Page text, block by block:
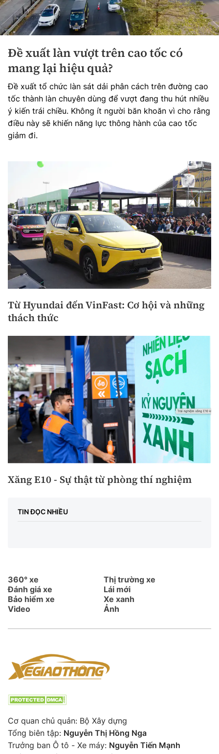
Đề xuất làn vượt trên cao tốc có
mang lại hiệu quả?
Đề xuất tổ chức làn sát dải phân cách trên đường cao
tốc thành làn chuyên dùng để vượt đang thu hút nhiều
ý kiến trái chiều. Không ít người băn khoăn vì cho rằng
điều này sẽ khiến năng lực thông hành của cao tốc
giảm đi.
Từ Hyundai đến VinFast: Cơ hội và những
thách thức
Xăng E10 - Sự thật từ phòng thí nghiệm
TIN ĐỌC NHIỀU
360° xe
Thị trường xe
Đánh giá xe
Lái mới
Bảo hiểm xe
Xe xanh
Video
Ảnh
Cơ quan chủ quản: Bộ Xây dựng
Tổng biên tập: Nguyễn Thị Hồng Nga
Trưởng ban Ô tô - Xe máy: Nguyễn Tiến Mạnh